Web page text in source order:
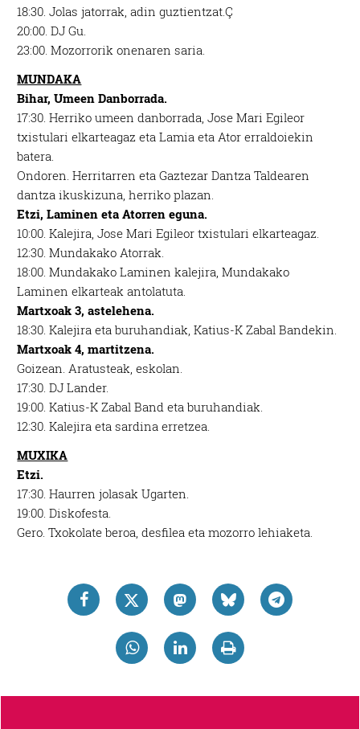
18:30. Jolas jatorrak, adin guztientzat.Ç
20:00. DJ Gu.
23:00. Mozorrorik onenaren saria.
MUNDAKA
Bihar, Umeen Danborrada.
17:30. Herriko umeen danborrada, Jose Mari Egileor
txistulari elkarteagaz eta Lamia eta Ator erraldoiekin
batera.
Ondoren. Herritarren eta Gaztezar Dantza Taldearen
dantza ikuskizuna, herriko plazan.
Etzi, Laminen eta Atorren eguna.
10:00. Kalejira, Jose Mari Egileor txistulari elkarteagaz.
12:30. Mundakako Atorrak.
18:00.Mundakako Laminen kalejira, Mundakako
Laminen elkarteak antolatuta.
Martxoak 3, astelehena.
18:30.Kalejira eta buruhandiak, Katius-K Zabal Bandekin.
Martxoak 4, martitzena.
Goizean.Aratusteak, eskolan.
17:30.DJ Lander.
19:00.Katius-K Zabal Band eta buruhandiak.
12:30.Kalejira eta sardina erretzea.
MUXIKA
Etzi.
17:30. Haurren jolasak Ugarten.
19:00. Diskofesta.
Gero. Txokolate beroa, desfilea eta mozorro lehiaketa.